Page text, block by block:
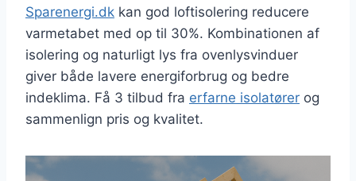
Sparenergi.dk kan god loftisolering reducere
varmetabet med op til 30%. Kombinationen af
isolering og naturligt lys fra ovenlysvinduer
giver både lavere energiforbrug og bedre
indeklima. Få 3 tilbud fra erfarne isolatører og
sammenlign pris og kvalitet.